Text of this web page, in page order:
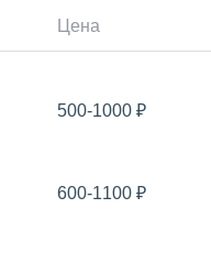
Цена
500-1000₽
600-1100₽